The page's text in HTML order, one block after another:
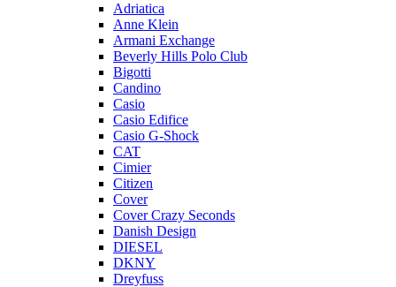
Adriatica
Anne Klein
Armani Exchange
Beverly Hills Polo Club
Bigotti
Candino
Casio
Casio Edifice
Casio G-Shock
CAT
Cimier
Citizen
Cover
Cover Crazy Seconds
Danish Design
DIESEL
DKNY
Dreyfuss